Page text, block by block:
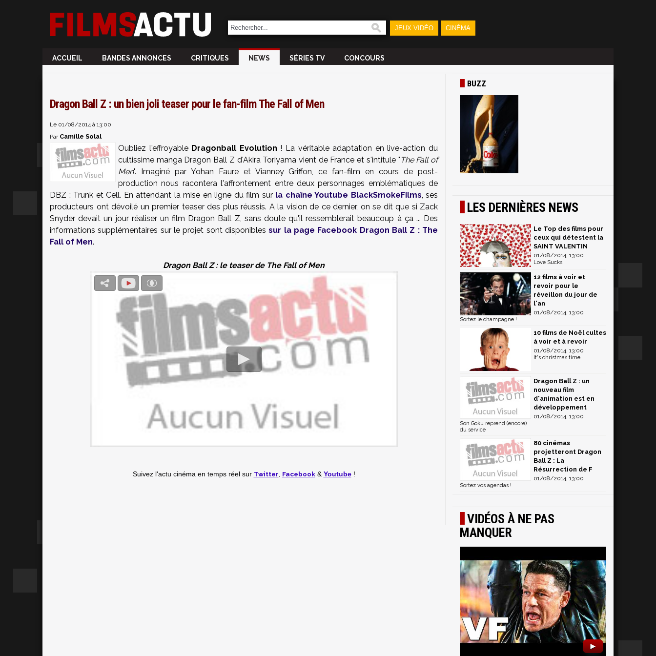
JEUX VIDÉO CINÉMA
ACCUEIL BANDES ANNONCES CRITIQUES NEWS SÉRIES TV CONCOURS
Dragon Ball Z : un bien joli teaser pour le fan-film The Fall of Men
Le 01/08/2014 à 13:00
Par Camille Solal
Oubliez l'effroyable Dragonball Evolution ! La véritable adaptation en live-action du
cultissime manga Dragon Ball Z d'Akira Toriyama vient de France et s'intitule " The Fall of
Men". Imaginé par Yohan Faure et Vianney Griffon, ce fan-film en cours de post-
production nous racontera l'affrontement entre deux personnages emblématiques de
DBZ : Trunk et Cell. En attendant la mise en ligne du film sur la chaîne Youtube BlackSmokeFilms, ses
producteurs ont dévoilé un premier teaser des plus réussis. A la vision de ce dernier, on se dit que si Zack
Snyder devait un jour réaliser un film Dragon Ball Z, sans doute qu'il ressemblerait beaucoup à ça ... Des
informations supplémentaires sur le projet sont disponiblessur la page Facebook Dragon Ball Z : The
Fall of Men.
Dragon Ball Z : le teaser de The Fall of Men
Suivez l'actu cinéma en temps réel sur Twitter Facebook& Youtube!
BUZZ
LES DERNIÈRES NEWS
Le Top des films pour
ceux qui détestent la
SAINT VALENTIN
01/08/2014, 13:00
Love Sucks
12 films à voir et
revoir pour le
réveillon du jour de
l'an
01/08/2014, 13:00
Sortez le champagne !
10 films de Noël cultes
à voir et à revoir
01/08/2014, 13:00
It's christmas time
Dragon Ball Z : un
nouveau film
d'animation est en
développement
01/08/2014, 13:00
Son Goku reprend (encore)
du service
80 cinémas
projetteront Dragon
Ball Z : La
Résurrection de F
01/08/2014, 13:00
Sortez vos agendas !
VIDÉOS À NE PAS
MANQUER
►